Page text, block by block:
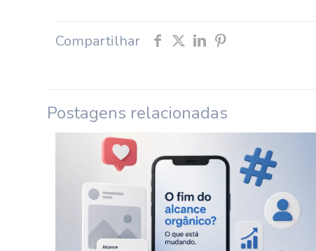
Compartilhar
Postagens relacionadas